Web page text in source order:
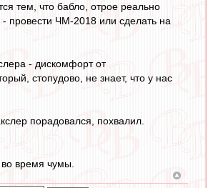
тем, что бабло, отрое реально
- провести ЧМ-2018 или сделать на
- дискомфорт от
стопудово, не знает, что у нас
порадовался, похвалил.
во время чумы.